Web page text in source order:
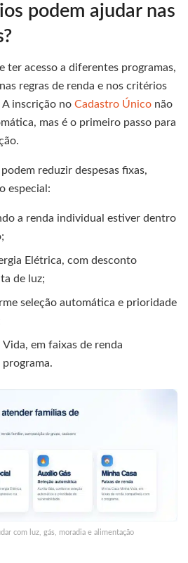
podem ajudar nas
ter acesso a diferentes programas,
regras de renda e nos critérios
A inscrição no Cadastro Único não
mas é o primeiro passo para
reduzir despesas fixas,
especial:
a renda individual estiver dentro
Elétrica, com desconto
de luz;
seleção automática e prioridade
em faixas de renda
com luz, gás, moradia e alimentação